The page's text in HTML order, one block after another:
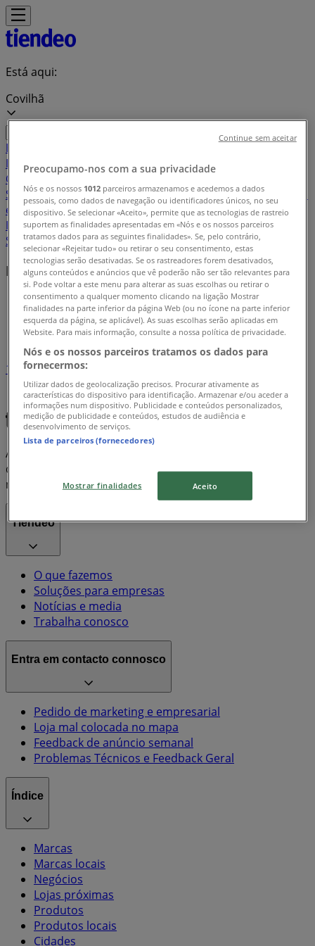
Está aqui:
Covilhã
Em Destaque
DecoraçãoInformática e EletrónicaNatal
Crianças
Roupa, Sapatos e Acessórios
SaúdeBricolage, Jardim e ConstruçãoDesportoCosmética
e BelezaCarros, Motos e PeçasLivrarias, Papelaria e
HobbiesRestaurantesViagensÓticasBancos e
ServiçosCasamentos
Marcas locais
Tiendeo em Covilhã»
Índice marcas
1
Apple
Nespresso Samsung Corona
A Tiendeo faz parte da Shopfully, a empresa tecnológica
que está a reinventar o comércio local em todo o
mundo.
Tiendeo
O que fazemos
Soluções para empresas
Notícias e media
Trabalha conosco
Entra em contacto connosco
Pedido de marketing e empresarial
Loja mal colocada no mapa
Feedback de anúncio semanal
Problemas Técnicos e Feedback Geral
Índice
Marcas
Marcas locais
Negócios
Lojas próximas
Produtos
Produtos locais
Cidades
Preocupamo-nos com a sua privacidade
Nós e os nossos 1012 parceiros armazenamos e acedemos a dados
pessoais, como dados de navegação ou identificadores únicos, no seu
dispositivo. Se selecionar «Aceito», permite que as tecnologias de rastreio
suportem as finalidades apresentadas em «Nós e os nossos parceiros
tratamos dados para as seguintes finalidades». Se, pelo contrário,
selecionar «Rejeitar tudo» ou retirar o seu consentimento, estas
tecnologias serão desativadas. Se os rastreadores forem desativados,
alguns conteúdos e anúncios que vê poderão não ser tão relevantes para
si. Pode voltar a este menu para alterar as suas escolhas ou retirar o
consentimento a qualquer momento clicando na ligação Mostrar
finalidades na parte inferior da página Web (ou no ícone na parte inferior
esquerda da página, se aplicável). As suas escolhas serão aplicadas em
Website. Para mais informação, consulte a nossa política de privacidade.
Nós e os nossos parceiros tratamos os dados para
fornecermos:
Utilizar dados de geolocalização precisos. Procurar ativamente as
características do dispositivo para identificação. Armazenar e/ou aceder a
informações num dispositivo. Publicidade e conteúdos personalizados,
medição de publicidade e conteúdos, estudos de audiência e
desenvolvimento de serviços.
Lista de parceiros (fornecedores)
Mostrar finalidades Aceito
Continue sem aceitar